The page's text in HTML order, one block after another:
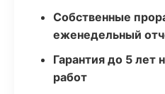
Собственные
еженедельный
Гарантия до 5 лет
работ